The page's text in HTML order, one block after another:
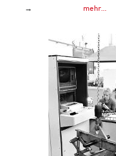
→ mehr…